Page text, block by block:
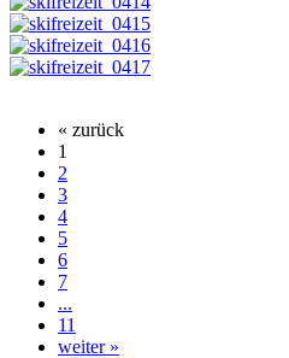
« zurück
1
2
3
4
5
6
7
...
11
weiter »